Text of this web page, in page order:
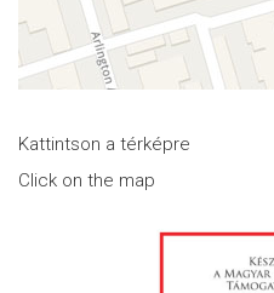
Kattintson a térképre
Click on the map